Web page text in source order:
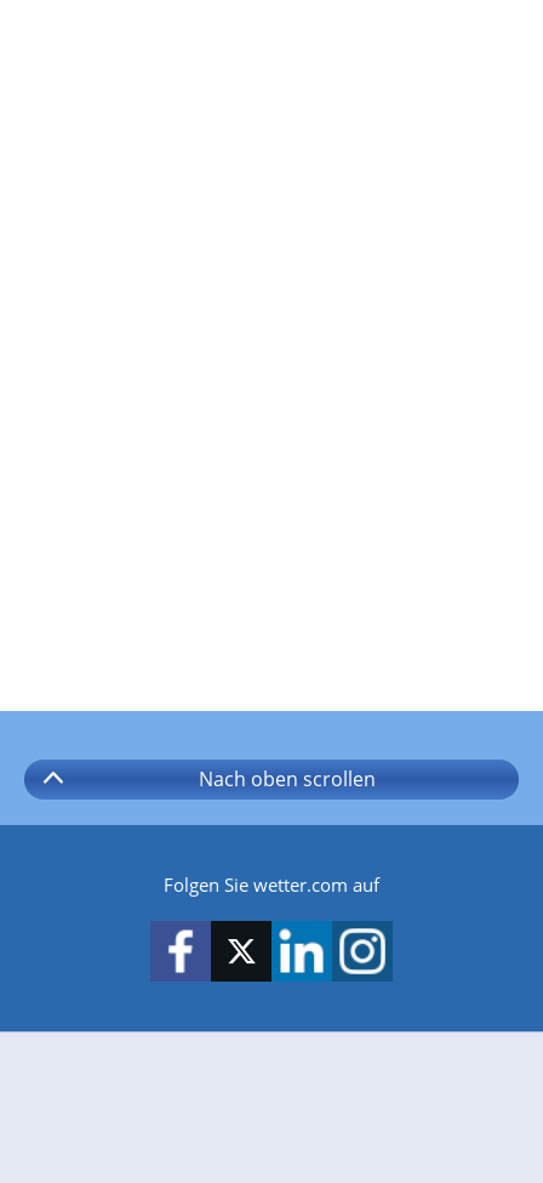
Nach oben scrollen
Folgen Sie wetter.com auf